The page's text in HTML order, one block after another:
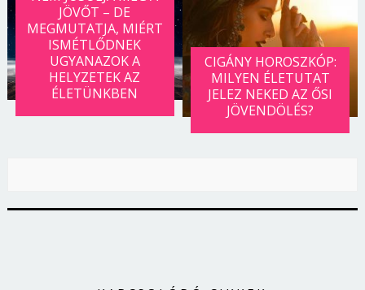
JÖVŐT – DE
MEGMUTATJA, MIÉRT
ISMÉTLŐDNEK
UGYANAZOK A
HELYZETEK AZ
ÉLETÜNKBEN
CIGÁNY HOROSZKÓP:
MILYEN ÉLETUTAT
JELEZ NEKED AZ ŐSI
JÖVENDÖLÉS?